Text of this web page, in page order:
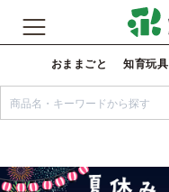
おままごと 知育玩具